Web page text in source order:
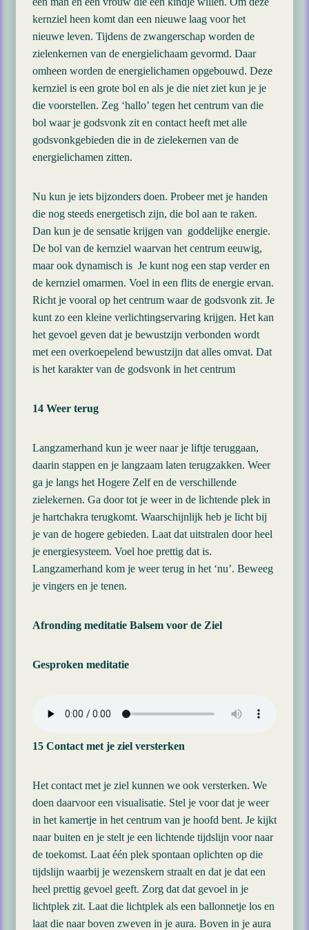
kernziel heen komt dan een nieuwe laag voor het
nieuwe leven. Tijdens de zwangerschap worden de
zielenkernen van de energielichaam gevormd. Daar
omheen worden de energielichamen opgebouwd. Deze
kernziel is een grote bol en als je die niet ziet kun je je
die voorstellen. Zeg ‘hallo’ tegen het centrum van die
bol waar je godsvonk zit en contact heeft met alle
godsvonkgebieden die in de zielekernen van de
energielichamen zitten.
Nu kun je iets bijzonders doen. Probeer met je handen
die nog steeds energetisch zijn, die bol aan te raken.
Dan kun je de sensatie krijgen van goddelijke energie.
De bol van de kernziel waarvan het centrum eeuwig,
maar ook dynamisch is Je kunt nog een stap verder en
de kernziel omarmen. Voel in een flits de energie ervan.
Richt je vooral op het centrum waar de godsvonk zit. Je
kunt zo een kleine verlichtingservaring krijgen. Het kan
het gevoel geven dat je bewustzijn verbonden wordt
met een overkoepelend bewustzijn dat alles omvat. Dat
is het karakter van de godsvonk in het centrum
14 Weer terug
Langzamerhand kun je weer naar je liftje teruggaan,
daarin stappen en je langzaam laten terugzakken. Weer
ga je langs het Hogere Zelf en de verschillende
zielekernen. Ga door tot je weer in de lichtende plek in
je hartchakra terugkomt. Waarschijnlijk heb je licht bij
je van de hogere gebieden. Laat dat uitstralen door heel
je energiesysteem. Voel hoe prettig dat is.
Langzamerhand kom je weer terug in het ‘nu’. Beweeg
je vingers en je tenen.
Afronding meditatie Balsem voor de Ziel
Gesproken meditatie
15 Contact met je ziel versterken
Het contact met je ziel kunnen we ook versterken. We
doen daarvoor een visualisatie. Stel je voor dat je weer
in het kamertje in het centrum van je hoofd bent. Je kijkt
naar buiten en je stelt je een lichtende tijdslijn voor naar
de toekomst. Laat één plek spontaan oplichten op die
tijdslijn waarbij je wezenskern straalt en dat je dat een
heel prettig gevoel geeft. Zorg dat dat gevoel in je
lichtplek zit. Laat die lichtplek als een ballonnetje los en
laat die naar boven zweven in je aura. Boven in je aura